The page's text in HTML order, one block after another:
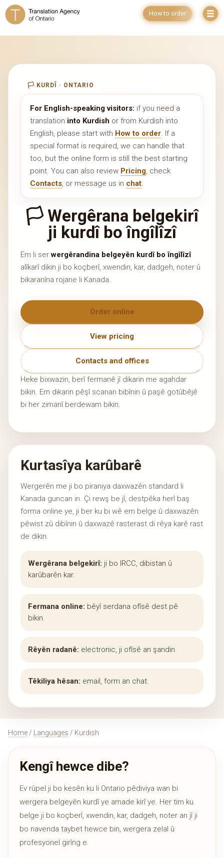
How to order
🏳️ KURDÎ · ONTARIO
For English-speaking visitors: if you need a
translation into Kurdish or from Kurdish into
English, please start with How to order. If a
special format is required, we can handle that
too, but the online form is still the best starting
point. You can also review Pricing, check
Contacts, or message us in chat.
🏳️ Wergêrana belgekirî
ji kurdî bo îngîlîzî
Em li serwergêrandina belgeyên kurdî bo îngîlîzî
alîkarî dikin ji bo koçberî, xwendin, kar, dadgeh, noter û
bikaranîna rojane li Kanada.
Order online
View pricing
Contacts and offices
Heke bixwazin, berî fermanê jî dikarin me agahdar
bikin. Em dikarin pêşî scanan bibînin û paşê gotûbêjê
bi her zimanî berdewam bikin.
Kurtasîya karûbarê
Wergerên me ji bo piraniya daxwazên standard li
Kanada guncan in. Çi rewş be jî, destpêka herî baş
forma online ye, ji ber ku bi wê em belge û daxwazên
pêwist zû dibînin û daxwazê rasterast di rêya karê rast
de dikin.
Wergêrana belgekirî: ji bo IRCC, dibistan û
karûbarên kar.
Fermana online: bêyî serdana ofîsê dest pê
bikin.
Rêyên radanê: electronic, ji ofîsê an şandin.
Têkiliya hêsan: email, form an chat.
Home / Languages / Kurdish
Kengî hewce dibe?
Ev rûpel ji bo kesên ku li Ontario pêdiviya wan bi
wergera belgeyên kurdî ye amade kirî ye. Her tim ku
belge ji bo koçberî, xwendin, kar, dadgeh, noter an jî ji
bo navenda taybet hewce bin, wergera zelal û
profesyonel girîng e.